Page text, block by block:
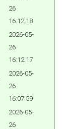
26
16:12:18
2026-05-
26
16:12:17
2026-05-
26
16:07:59
2026-05-
26